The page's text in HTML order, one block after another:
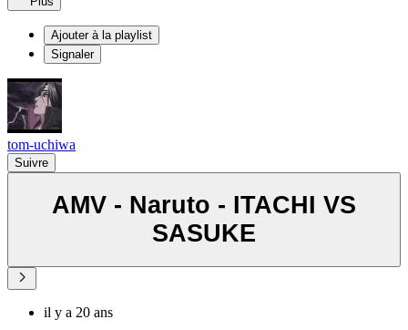
Ajouter à la playlist
Signaler
tom-uchiwa
Suivre
AMV - Naruto - ITACHI VS
SASUKE
il y a 20 ans